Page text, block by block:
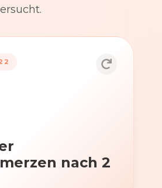
nach 2
nach 12 Wochen